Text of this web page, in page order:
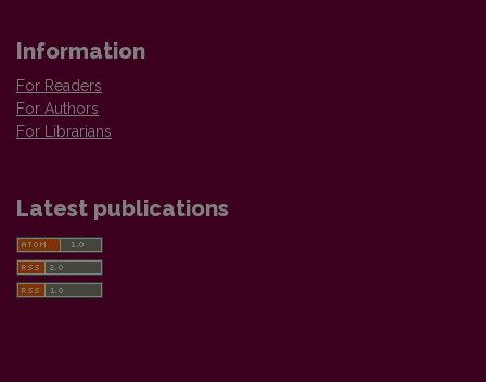
Information
For Readers
For Authors
For Librarians
Latest publications